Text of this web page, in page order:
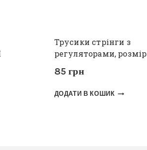
Трусики стрінги з
регуляторами,
85грн
ДОДАТИ В КОШИК